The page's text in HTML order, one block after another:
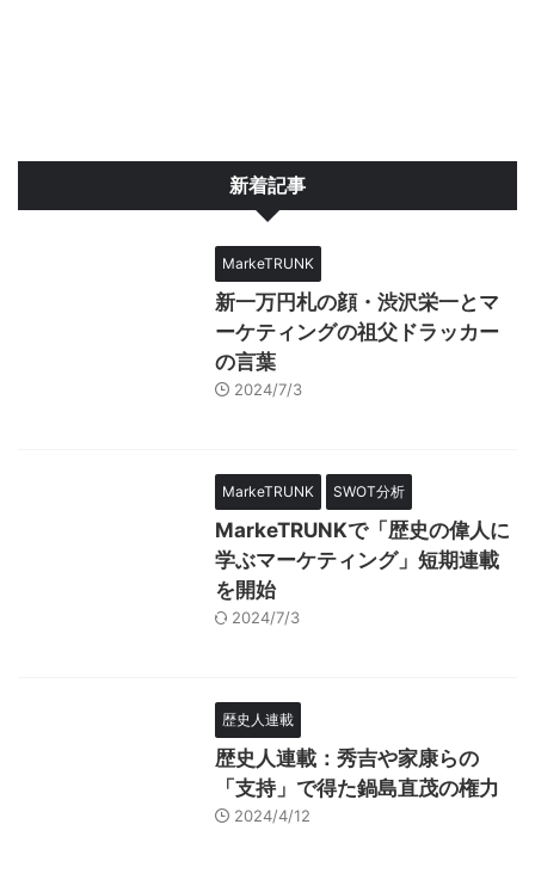
新着記事
MarkeTRUNK
新一万円札の顔・渋沢栄一とマ
ーケティングの祖父ドラッカー
の言葉
2024/7/3
MarkeTRUNK SWOT分析
MarkeTRUNKで「歴史の偉人に
学ぶマーケティング」短期連載
を開始
2024/7/3
歴史人連載
歴史人連載：秀吉や家康らの
「支持」で得た鍋島直茂の権力
2024/4/12